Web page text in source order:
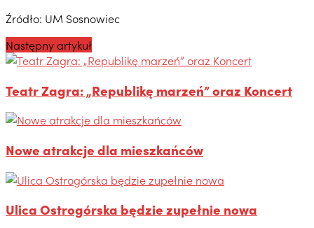
Źródło: UM Sosnowiec
Następny artykuł
Teatr Zagra: „Republikę marzeń” oraz Koncert
Nowe atrakcje dla mieszkańców
Ulica Ostrogórska będzie zupełnie nowa